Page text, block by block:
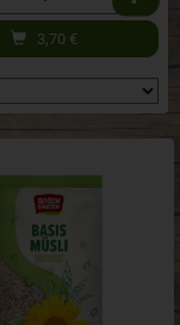
3,70 €